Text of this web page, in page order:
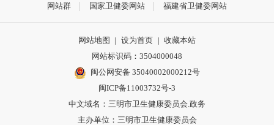
网站群 国家卫健委网站 福建省卫健委网站
网站地图 | 设为首页 | 收藏本站
网站标识码：3504000048
闽公网安备 35040002000212号
闽ICP备11003732号-3
中文域名：三明市卫生健康委员会.政务
主办单位：三明市卫生健康委员会